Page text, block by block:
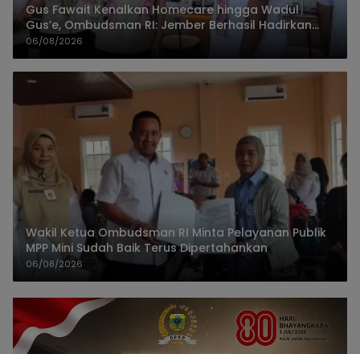
Gus Fawait Kenalkan Homecare hingga Wadul
Gus’e, Ombudsman RI: Jember Berhasil Hadirkan
Layanan Kualitas
06/08/2026
Wakil Ketua Ombudsman RI Minta Pelayanan Publik
MPP Mini Sudah Baik Terus Dipertahankan
06/08/2026